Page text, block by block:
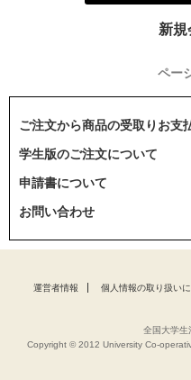
新規
ペー
ご注文から商品の受取りお支
学生版のご注文について
申請書について
お問い合わせ
運営者情報 個人情報の取り扱い
全国大学生
Copyright © 2012 University Co-